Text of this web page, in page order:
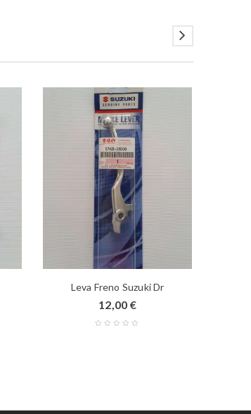
Leva Freno Suzuki Dr
12,00 €